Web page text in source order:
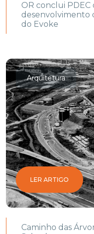
OR conclui PDEC
desenvolvimento
do Evoke
Arquitetura
LER ARTIGO
Caminho das